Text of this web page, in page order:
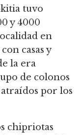
tuvo
y 4000
en
casas y
la era
de colonos
por los
chipriotas